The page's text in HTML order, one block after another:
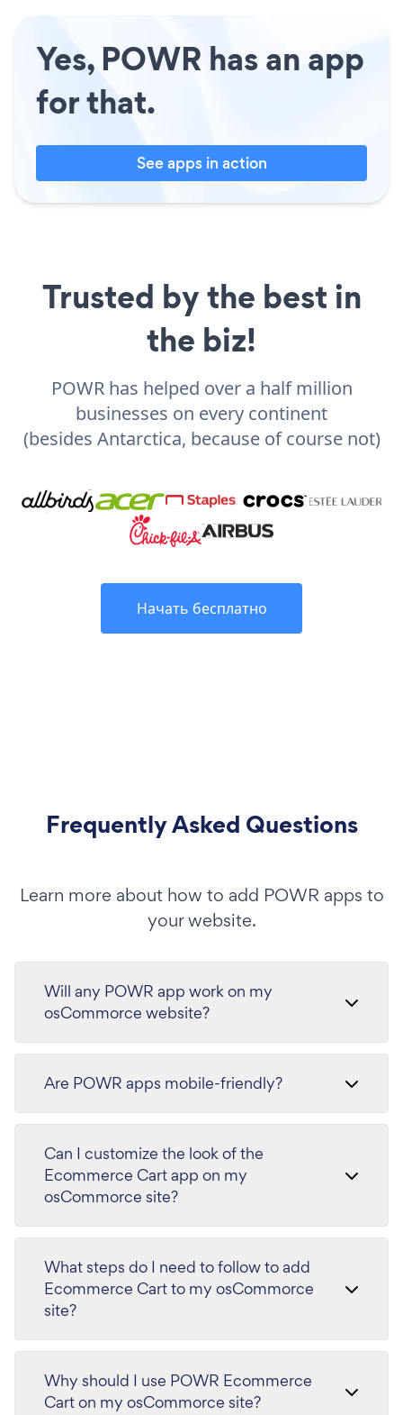
Yes, POWR has an app
for that.
See apps in action
Trusted by the best in
the biz!
POWR has helped over a half million
businesses on every continent
(besides Antarctica, because of course not)
Начать бесплатно
Frequently Asked Questions
Learn more about how to add POWR apps to
your website.
Will any POWR app work on my
osCommorce website?
Are POWR apps mobile-friendly?
Can I customize the look of the
Ecommerce Cart app on my
osCommorce site?
What steps do I need to follow to add
Ecommerce Cart to my osCommorce
site?
Why should I use POWR Ecommerce
Cart on my osCommorce site?